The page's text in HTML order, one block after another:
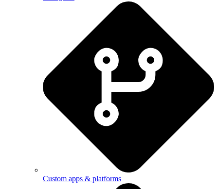
Custom apps & platforms